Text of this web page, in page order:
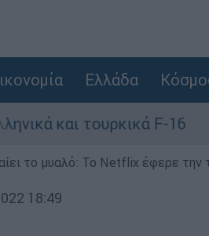
Ελλάδα
F-16
το μυαλό: Το Netflix έφερε την
18:49